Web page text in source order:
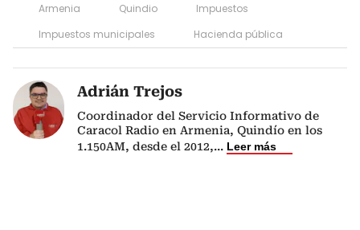
Armenia Quindio
Impuestos
Impuestos municipales
Hacienda pública
Adrián Trejos
Coordinador del Servicio Informativo de
Caracol Radio en Armenia, Quindío en los
1.150AM, desde el 2012,... Leer más